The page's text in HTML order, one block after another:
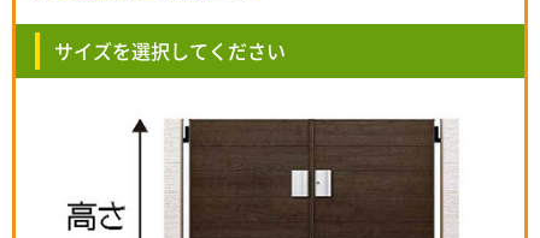
サイズを選択してください